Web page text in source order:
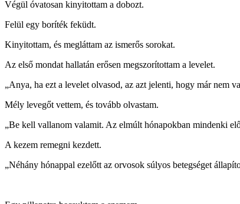
Végül óvatosan kinyitottam a dobozt.
Felül egy boríték feküdt.
Kinyitottam, és megláttam az ismerős sorokat.
Az első mondat hallatán erősen megszorítottam a levelet.
„Anya, ha ezt a levelet olvasod, az azt jelenti, hogy már nem
Mély levegőt vettem, és tovább olvastam.
„Be kell vallanom valamit. Az elmúlt hónapokban mindenki
A kezem remegni kezdett.
„Néhány hónappal ezelőtt az orvosok súlyos betegséget